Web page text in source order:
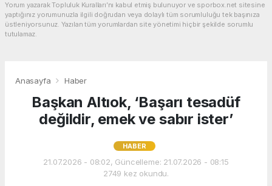
Yorum yazarak Topluluk Kuralları’nı kabul etmiş bulunuyor ve sporbox.net sitesine
yaptığınız yorumunuzla ilgili doğrudan veya dolaylı tüm sorumluluğu tek başınıza
üstleniyorsunuz. Yazılan tüm yorumlardan site yönetimi hiçbir şekilde sorumlu
tutulamaz.
Anasayfa Haber
Başkan Altıok, ‘Başarı tesadüf
değildir, emek ve sabır ister’
HABER
21.07.2026 - 08:02, Güncelleme: 21.07.2026 - 08:15
2749 kez okundu.